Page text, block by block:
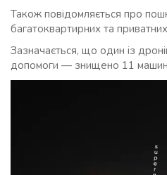
Також повідомляється про
багатоквартирних та
Зазначається, що один із
допомоги — знищено 11